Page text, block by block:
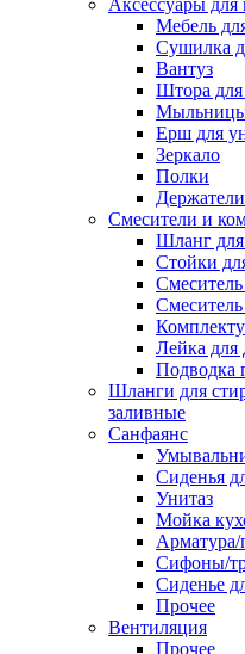
Аксессуары
Мебель
Сушилка
Вантуз
Штора
Мыльницы
Ерш для
Зеркало
Полки
Смесители и
Шланг
Стойки
Лейка для
Подводка
Шланги для
заливные
Санфаянс
Сиденья
Унитаз
Мойка
Арматура/
Сифоны/
Сиденье
Прочее
Вентиляция
Прочее